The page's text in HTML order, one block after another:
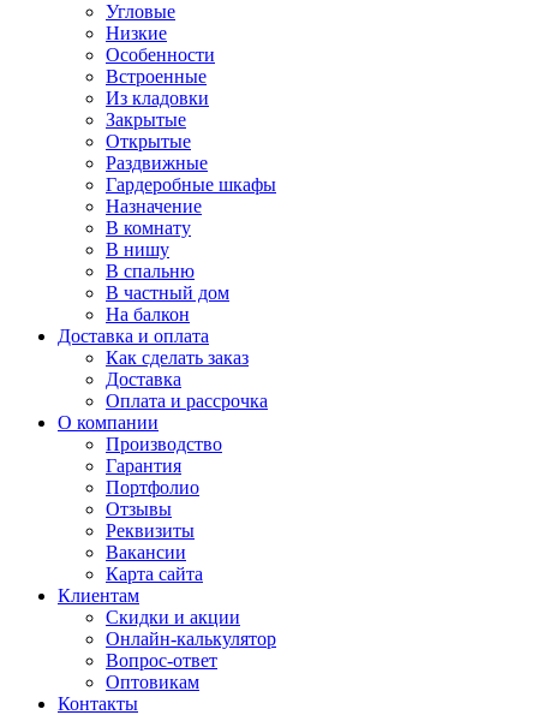
Угловые
Низкие
Особенности
Встроенные
Из кладовки
Закрытые
Открытые
Раздвижные
Гардеробные шкафы
Назначение
В комнату
В нишу
В спальню
В частный дом
На балкон
Доставка и оплата
Как сделать заказ
Доставка
Оплата и рассрочка
О компании
Производство
Гарантия
Портфолио
Отзывы
Реквизиты
Вакансии
Карта сайта
Клиентам
Скидки и акции
Онлайн-калькулятор
Вопрос-ответ
Оптовикам
Контакты